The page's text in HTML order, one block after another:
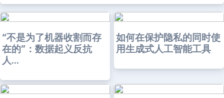
“不是为了机器收割而存
在的”：数据起义反抗
人...
如何在保护隐私的同时使
用生成式人工智能工具